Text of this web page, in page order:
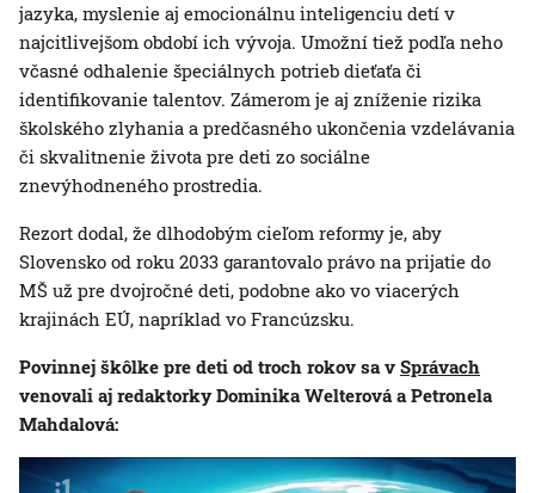
jazyka, myslenie aj emocionálnu inteligenciu detí v
najcitlivejšom období ich vývoja. Umožní tiež podľa neho
včasné odhalenie špeciálnych potrieb dieťaťa či
identifikovanie talentov. Zámerom je aj zníženie rizika
školského zlyhania a predčasného ukončenia vzdelávania
či skvalitnenie života pre deti zo sociálne
znevýhodneného prostredia.
Rezort dodal, že dlhodobým cieľom reformy je, aby
Slovensko od roku 2033 garantovalo právo na prijatie do
MŠ už pre dvojročné deti, podobne ako vo viacerých
krajinách EÚ, napríklad vo Francúzsku.
Povinnej škôlke pre deti od troch rokov sa v Správach
venovali aj redaktorky Dominika Welterová a Petronela
Mahdalová: